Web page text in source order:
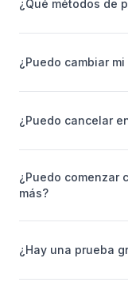
¿Qué métodos de
¿Puedo cambiar
¿Puedo cancelar
¿Puedo comenzar
más?
¿Hay una prueba